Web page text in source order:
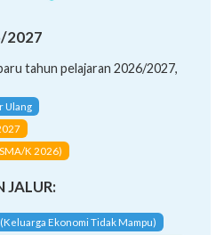
2027
tahun pelajaran 2026/2027,
Ulang
K 2026)
JALUR:
Ekonomi Tidak Mampu)